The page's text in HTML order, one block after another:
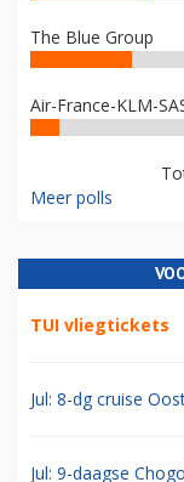
The Blue Group
Air-France-KLM-
Meer polls
TUI vliegtickets
Jul: 8-dg cruise
Jul: 9-daagse